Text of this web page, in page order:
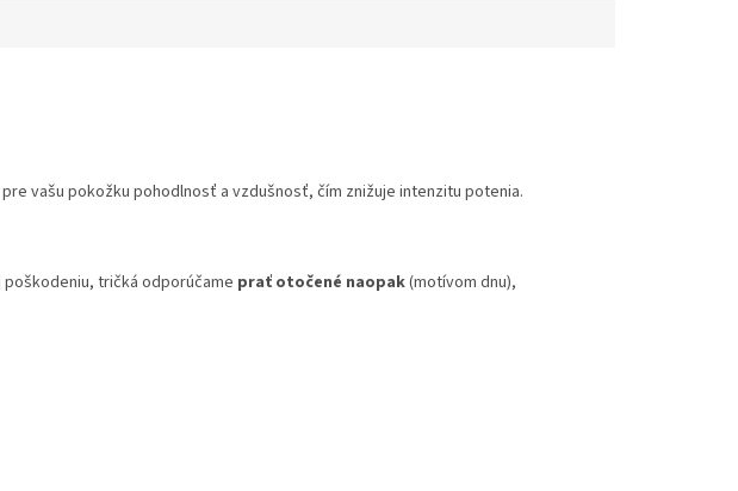
vašu pokožku pohodlnosť a vzdušnosť, čím znižuje intenzitu potenia.
tričká odporúčame prať otočené naopak(motívom dnu),